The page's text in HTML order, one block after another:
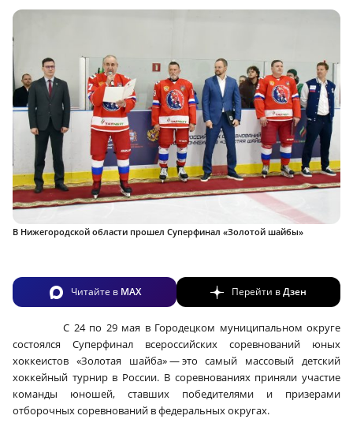
В Нижегородской области прошел Суперфинал «Золотой шайбы»
Читайте в MAX Перейти вДзен
С 24 по 29 мая в Городецком муниципальном округе
состоялся Суперфинал всероссийских соревнований юных
хоккеистов «Золотая шайба» — это самый массовый детский
хоккейный турнир в России. В соревнованиях приняли участие
команды юношей, ставших победителями и призерами
отборочных соревнований в федеральных округах.